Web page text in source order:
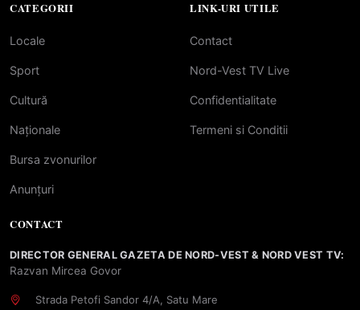
CATEGORII
Locale
Sport
Cultură
Naționale
Bursa zvonurilor
Anunțuri
LINK-URI UTILE
Contact
Nord-Vest TV Live
Confidentialitate
Termeni si Conditii
CONTACT
DIRECTOR GENERAL GAZETA DE NORD-VEST & NORD VEST TV:
Razvan Mircea Govor
Strada Petofi Sandor 4/A, Satu Mare